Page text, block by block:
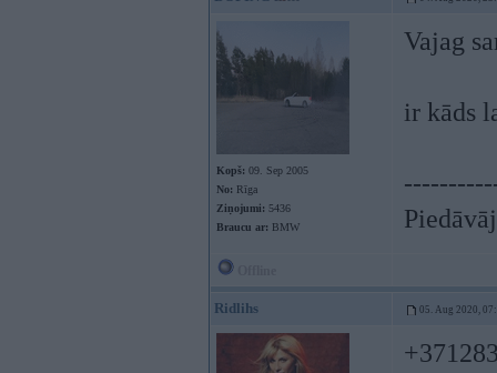
Kopš: 09. Sep 2005
No: Rīga
Ziņojumi: 5436
Braucu ar: BMW
Vajag
ir kāds
Ridlihs 05. Aug 2020,